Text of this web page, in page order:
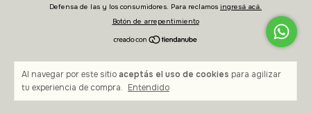
Al navegar por este sitioaceptás el uso de cookies para agilizar
tu experiencia de compra. Entendido
Defensa de las y los consumidores. Para reclamos ingresá acá.
Botón de arrepentimiento